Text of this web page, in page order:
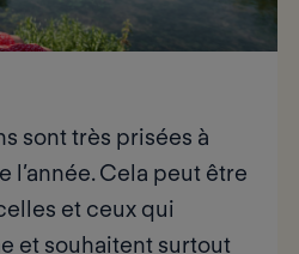
sonttrès prisées à
l’année. Cela peut être
et ceux qui
et souhaitent surtout